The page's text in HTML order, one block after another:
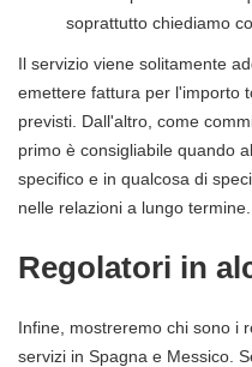
soprattutto chiediamo
Il servizio viene solitamente
emettere fattura per l'importo
previsti. Dall'altro, come
primo è consigliabile quando
specifico e in qualcosa di
nelle relazioni a lungo termine.
Regolatori in
Infine, mostreremo chi sono i
servizi in Spagna e Messico.